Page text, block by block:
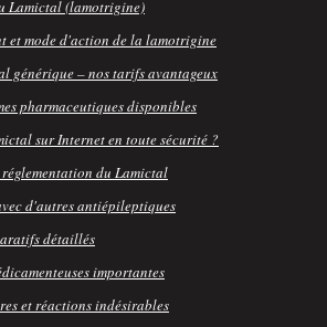
Lamictal (lamotrigine)
et mode d'action de la lamotrigine
générique – nos tarifs avantageux
pharmaceutiques disponibles
sur Internet en toute sécurité ?
du Lamictal
d'autres antiépileptiques
détaillés
importantes
et réactions indésirables